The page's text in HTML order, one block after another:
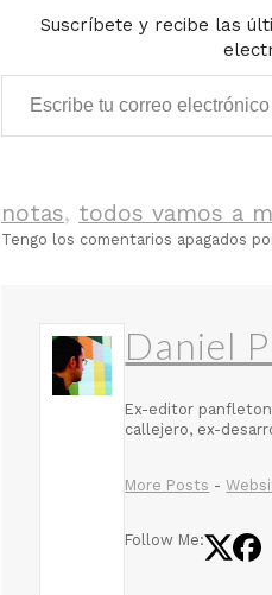
Suscríbete y recibe las
Escribe tu correo electrónico…
notas, todos vamos a
Tengo los comentarios apagados
Daniel
Ex-editor
callejero, ex-
More Posts -
Follow Me: